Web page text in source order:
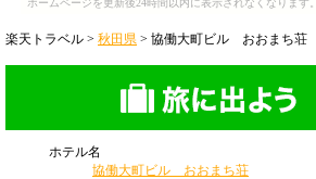
ホームページを更新後24時間以内に表示されなくなります。
楽天トラベル > 秋田県 > 協働大町ビル おおまち荘
ホテル名
協働大町ビル おおまち荘